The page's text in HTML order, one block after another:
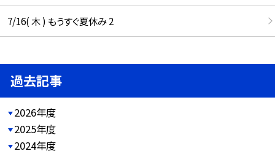
7/16( 木 ) もうすぐ夏休み 2
過去記事
2026年度
2025年度
2024年度